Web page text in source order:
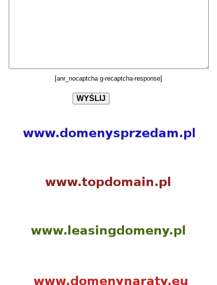
[anr_nocaptcha g-recaptcha-response]